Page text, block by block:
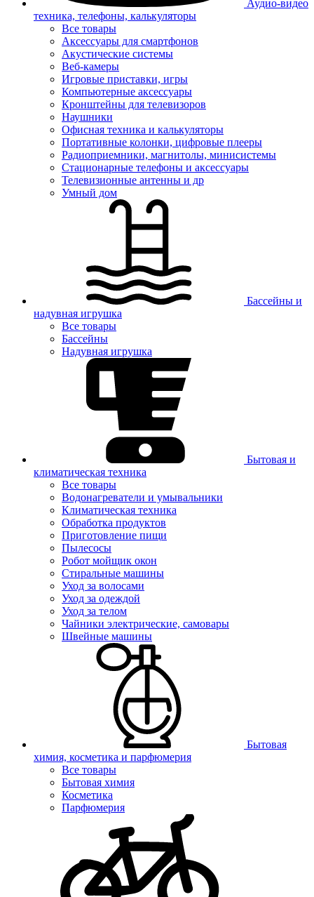
Аудио-видео
техника, телефоны, калькуляторы
Все товары
Аксессуары для смартфонов
Акустические системы
Веб-камеры
Игровые приставки, игры
Компьютерные аксессуары
Кронштейны для телевизоров
Наушники
Офисная техника и калькуляторы
Портативные колонки, цифровые плееры
Радиоприемники, магнитолы, минисистемы
Стационарные телефоны и аксессуары
Телевизионные антенны и др
Умный дом
Бассейны и
надувная игрушка
Все товары
Бассейны
Надувная игрушка
Бытовая и
климатическая техника
Все товары
Водонагреватели и умывальники
Климатическая техника
Обработка продуктов
Приготовление пищи
Пылесосы
Робот мойщик окон
Стиральные машины
Уход за волосами
Уход за одеждой
Уход за телом
Чайники электрические, самовары
Швейные машины
Бытовая
химия, косметика и парфюмерия
Все товары
Бытовая химия
Косметика
Парфюмерия